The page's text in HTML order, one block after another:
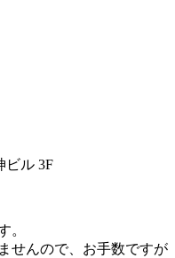
ビル 3F
。
せんので、お手数ですが